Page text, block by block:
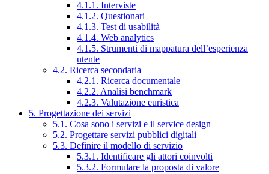
4.1.1. Interviste
4.1.2. Questionari
4.1.3. Test di usabilità
4.1.4. Web analytics
4.1.5. Strumenti di mappatura dell’esperienza
utente
4.2. Ricerca secondaria
4.2.1. Ricerca documentale
4.2.2. Analisi benchmark
4.2.3. Valutazione euristica
5. Progettazione dei servizi
5.1. Cosa sono i servizi e il service design
5.2. Progettare servizi pubblici digitali
5.3. Definire il modello di servizio
5.3.1. Identificare gli attori coinvolti
5.3.2. Formulare la proposta di valore